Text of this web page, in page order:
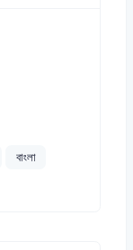
বাংলা